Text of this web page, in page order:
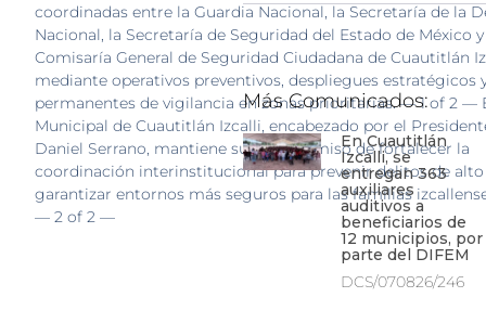
coordinadas entre la Guardia Nacional, la Secretaría de la
Nacional, la Secretaría de Seguridad del Estado de México
Comisaría General de Seguridad Ciudadana de Cuautitlán
mediante operativos preventivos, despliegues estratégicos
permanentes de vigilancia en zonas prioritarias. — 1 of 2 —
Municipal de Cuautitlán Izcalli, encabezado por el
Daniel Serrano, mantiene su compromiso de fortalecer la
coordinación interinstitucional para prevenir delitos de
garantizar entornos más seguros para las familias
— 2 of 2 —
Más Comunicados:
En Cuautitlán
Izcalli, se
entregan 363
auxiliares
auditivos a
beneficiarios de
12 municipios, por
parte del DIFEM
DCS/070826/246